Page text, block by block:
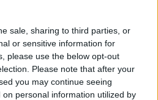
sale, sharing to third parties, or
or sensitive information for
please use the below opt-out
Please note that after your
you may continue seeing
personal information utilized by